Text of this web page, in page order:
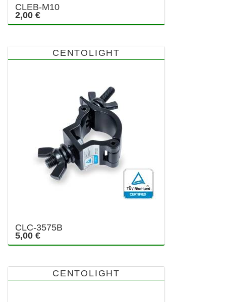
CLEB-M10
2,00 €
CENTOLIGHT
CLC-3575B
5,00 €
CENTOLIGHT